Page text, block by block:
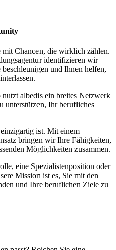
Chancen, die wirklich zählen.
identifizieren wir
und Ihnen helfen,
albedis ein breites Netzwerk
unterstützen, Ihr berufliches
ist. Mit einem
bringen wir Ihre Fähigkeiten,
Möglichkeiten zusammen.
eine Spezialistenposition oder
Mission ist es, Sie mit den
und Ihre beruflichen Ziele zu